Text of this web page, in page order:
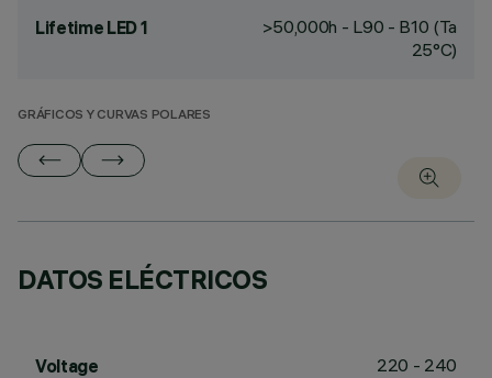
Lifetime LED 1
>50,000h - L90 - B10 (Ta
25°C)
GRÁFICOS Y CURVAS POLARES
DATOS ELÉCTRICOS
Voltage 220 - 240